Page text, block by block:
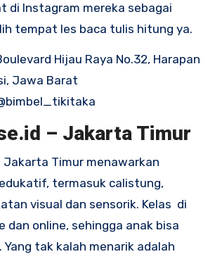
di Instagram mereka sebagai
tempat les baca tulis hitung ya.
Hijau Raya No.32, Harapan
Jawa Barat
– Jakarta Timur
Jakarta Timur menawarkan
termasuk calistung,
visual dan sensorik. Kelas di
dan online, sehingga anak bisa
tak kalah menarik adalah